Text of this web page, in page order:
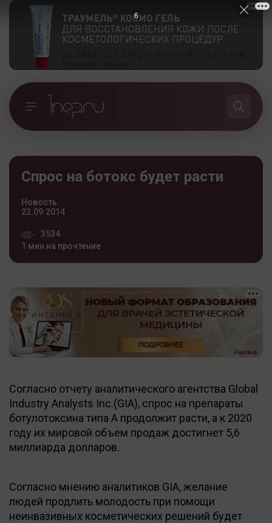
Спрос на ботокс будет расти
Новость
23.09.2014
3534
1 мин на прочтение
Согласно отчету аналитического агентства Global
Industry Analysts Inc.(GIA), спрос на препараты
ботулотоксина типа А продолжит расти, а к 2020
году их мировой объем продаж достигнет 5,6
миллиарда долларов.
Согласно мнению аналитиков GIA, желание
людей продлить молодость при помощи
неинвазивных косметических решений будет
5